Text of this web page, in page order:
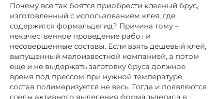
Почему все так боятся приобрести клееный брус,
изготовленный с использованием клея, где
содержится формальдегид? Причина тому –
некачественное проведение работ и
несовершенные составы. Если взять дешевый клей,
выпущенный малоизвестной компанией, а потом
еще и не выдержать заготовку бруса должное
время под прессом при нужной температуре,
состав полимеризуется не весь. Тогда и появляются
следы активного выделения формальдегида в